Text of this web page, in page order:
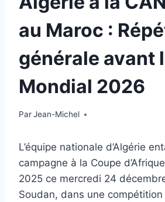
au Maroc :
générale avant
Mondial 2026
ParJean-Michel
22 décembre 2025
L’équipe nationale d’Algérie
campagne à la Coupe
2025 ce mercredi 24
Soudan, dans une